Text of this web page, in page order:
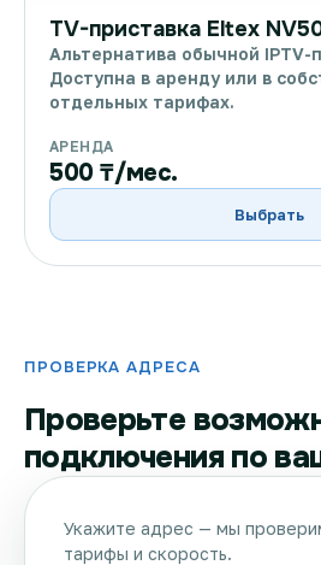
TV-приставка Eltex
Альтернатива обычной IPTV-
Доступна в аренду или в
отдельных тарифах.
АРЕНДА
500 ₸/мес.
Выбрать
ПРОВЕРКА АДРЕСА
Проверьте
подключения по
Укажите адрес — мы
тарифы и скорость.